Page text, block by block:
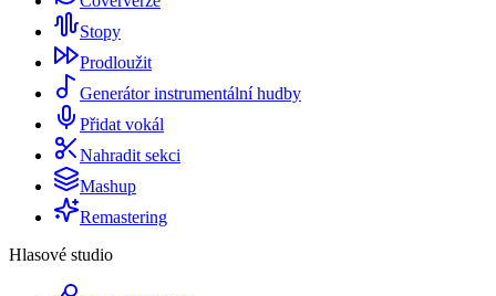
Stopy
Prodloužit
Generátor instrumentální hudby
Přidat vokál
Nahradit sekci
Mashup
Remastering
Hlasové studio